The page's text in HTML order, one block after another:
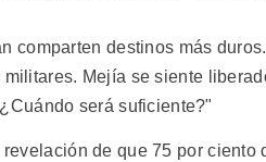
comparten destinos más
Mejía se siente
será suficiente?"
de que 75 por